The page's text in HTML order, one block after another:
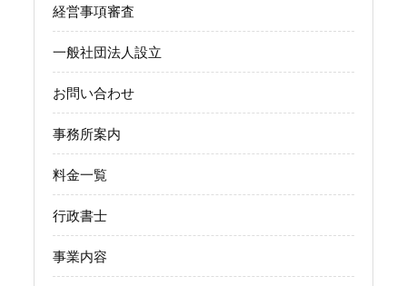
経営事項審査
一般社団法人設立
お問い合わせ
事務所案内
料金一覧
行政書士
事業内容